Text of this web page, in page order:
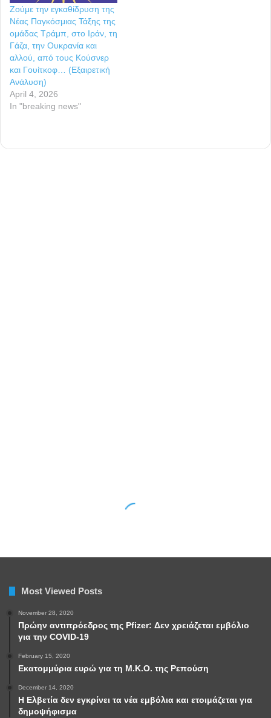
Most Viewed Posts
November 28, 2020
Πρώην αντιπρόεδρος της Pfizer: Δεν χρειάζεται εμβόλιο
για την COVID-19
February 15, 2020
Εκατομμύρια ευρώ για τη Μ.Κ.Ο. της Ρεπούση
December 14, 2020
Η Ελβετία δεν εγκρίνει τα νέα εμβόλια και ετοιμάζεται για
δημοψήφισμα